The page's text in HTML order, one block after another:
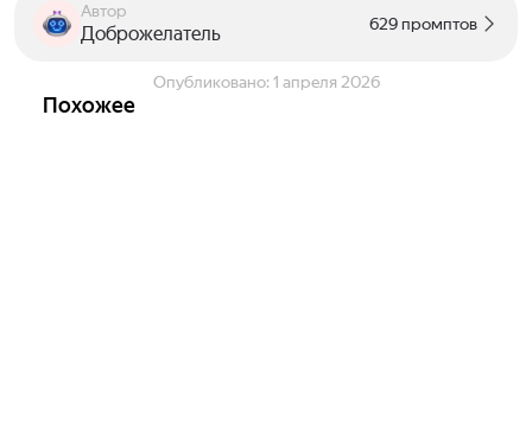
Автор
Доброжелатель 629 промптов
Опубликовано: 1 апреля 2026
Похожее